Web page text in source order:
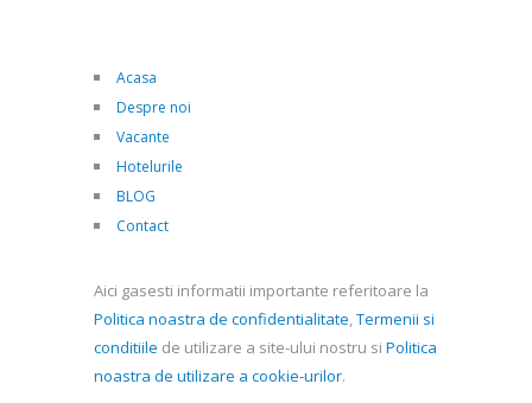
Acasa
Despre noi
Vacante
Hotelurile
BLOG
Contact
Aici gasesti informatii importante referitoare la
Politica noastra de confidentialitate,Termenii si
conditiile de utilizare a site-ului nostru si Politica
noastra de utilizare a cookie-urilor.